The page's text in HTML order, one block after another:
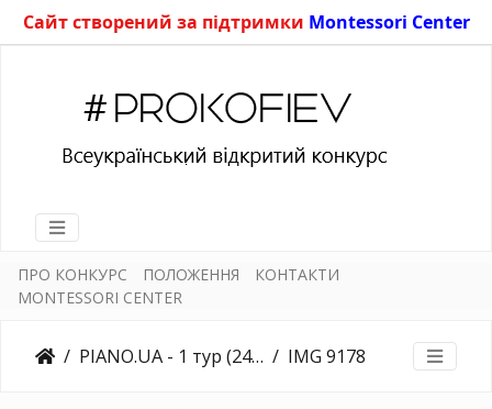
Сайт створений за підтримки Montessori Center
ПРО КОНКУРС ПОЛОЖЕННЯ
КОНТАКТИ
MONTESSORI CENTER
PIANO.UA - 1 тур (24.03.2018) IMG 9178